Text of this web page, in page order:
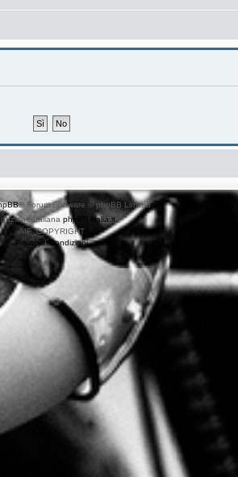
® Forum Software © phpBB Limited
Italiana phpBB-Italia.it
AIF_COPYRIGHT
Privacy | Condizioni